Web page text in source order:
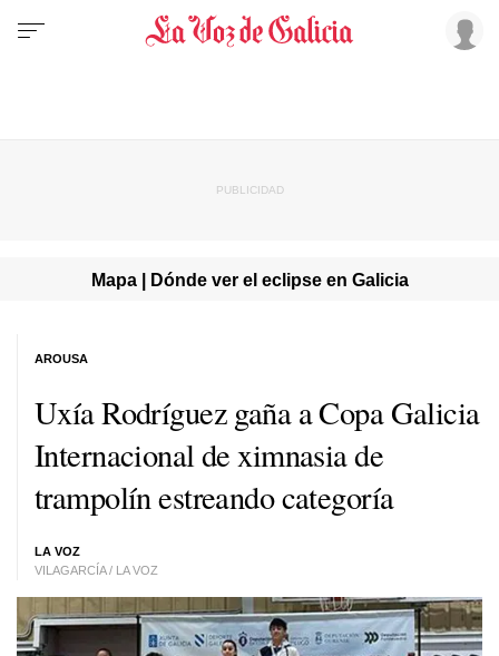
Mapa | Dónde ver el eclipse en Galicia
Uxía Rodríguez gaña a Copa Galicia
Internacional de ximnasia de
trampolín estreando categoría
LA VOZ
VILAGARCÍA / LA VOZ
AROUSA